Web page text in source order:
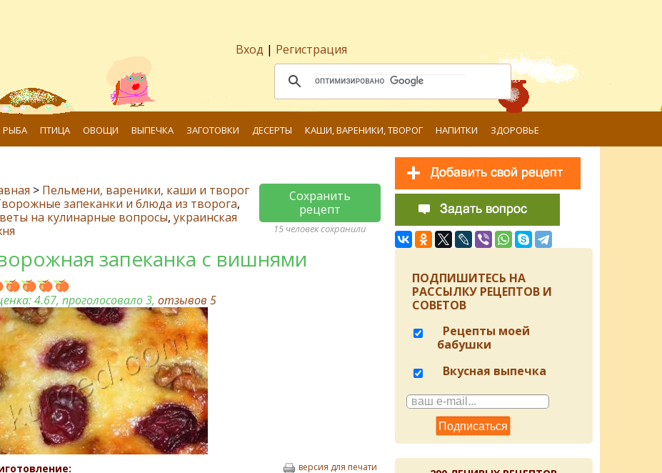
Вход | Регистрация
РЫБА ПТИЦА ОВОЩИ ВЫПЕЧКА ЗАГОТОВКИ ДЕСЕРТЫ КАШИ, ВАРЕНИКИ, ТВОРОГ НАПИТКИ ЗДОРОВЬЕ
> Пельмени, вареники, каши и творог
запеканки и блюда из творога,
на кулинарные вопросы, украинская
Сохранить
рецепт
15 человек сохранили
запеканка с вишнями
4.67, проголосовало 3, отзывов 5
версия для печати
ПОДПИШИТЕСЬ НА
РАССЫЛКУ РЕЦЕПТОВ И
СОВЕТОВ
Рецепты моей
бабушки
Вкусная выпечка